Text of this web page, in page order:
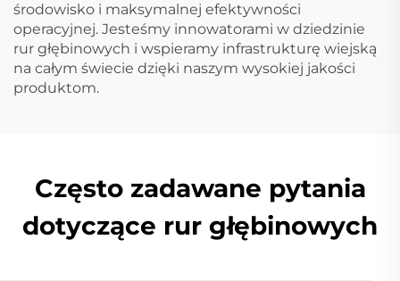
środowisko i maksymalnej efektywności
operacyjnej. Jesteśmy innowatorami w dziedzinie
rur głębinowych i wspieramy infrastrukturę wiejską
na całym świecie dzięki naszym wysokiej jakości
produktom.
Często zadawane pytania
dotyczące rur głębinowych